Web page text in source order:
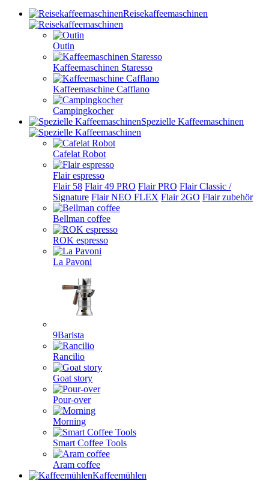
Reisekaffeemaschinen
Outin
Kaffeemaschinen Staresso
Kaffeemaschine Cafflano
Campingkocher
Spezielle Kaffeemaschinen
Cafelat Robot
Flair espresso
Flair 58 Flair 49 PRO Flair PRO Flair Classic /
Signature Flair NEO FLEX Flair 2GO Flair zubehör
Bellman coffee
ROK espresso
La Pavoni
9Barista
Rancilio
Goat story
Pour-over
Morning
Smart Coffee Tools
Aram coffee
Kaffeemühlen